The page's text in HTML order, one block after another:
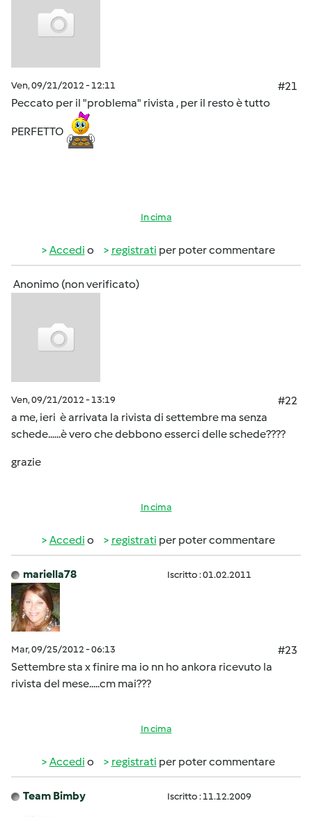
Ven, 09/21/2012 - 12:11
#21
Peccato per il "problema" rivista , per il resto è tutto
PERFETTO
In cima
Accedi o registrati per poter commentare
Anonimo (non verificato)
Ven, 09/21/2012 - 13:19
#22
a me, ieri è arrivata la rivista di settembre ma senza
schede......è vero che debbono esserci delle schede????
grazie
In cima
Accedi o registrati per poter commentare
mariella78 Iscritto : 01.02.2011
Mar, 09/25/2012 - 06:13
#23
Settembre sta x finire ma io nn ho ankora ricevuto la
rivista del mese.....cm mai???
In cima
Accedi o registrati per poter commentare
Team Bimby Iscritto : 11.12.2009